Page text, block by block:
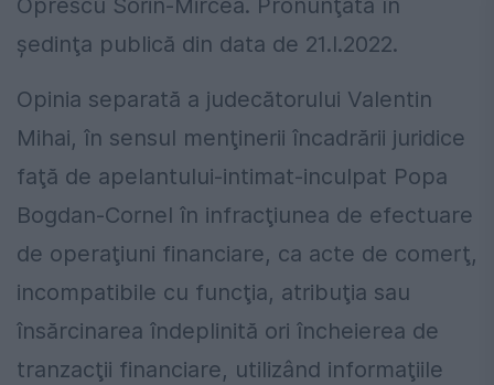
Oprescu Sorin-Mircea. Pronunţată în
şedinţa publică din data de 21.I.2022.
Opinia separată a judecătorului Valentin
Mihai, în sensul menţinerii încadrării juridice
faţă de apelantului-intimat-inculpat Popa
Bogdan-Cornel în infracţiunea de efectuare
de operaţiuni financiare, ca acte de comerţ,
incompatibile cu funcţia, atribuţia sau
însărcinarea îndeplinită ori încheierea de
tranzacţii financiare, utilizând informaţiile